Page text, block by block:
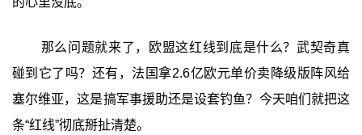
那么问题就来了，欧盟这红线到底是什么？武契奇真
碰到它了吗？还有，法国拿2.6亿欧元单价卖降级版阵风给
塞尔维亚，这是搞军事援助还是设套钓鱼？今天咱们就把这
条“红线”彻底掰扯清楚。